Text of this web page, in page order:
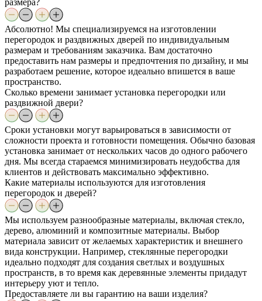
размера?
Абсолютно! Мы специализируемся на изготовлении
перегородок и раздвижных дверей по индивидуальным
размерам и требованиям заказчика. Вам достаточно
предоставить нам размеры и предпочтения по дизайну, и мы
разработаем решение, которое идеально впишется в ваше
пространство.
Сколько времени занимает установка перегородки или
раздвижной двери?
Сроки установки могут варьироваться в зависимости от
сложности проекта и готовности помещения. Обычно базовая
установка занимает от нескольких часов до одного рабочего
дня. Мы всегда стараемся минимизировать неудобства для
клиентов и действовать максимально эффективно.
Какие материалы используются для изготовления
перегородок и дверей?
Мы используем разнообразные материалы, включая стекло,
дерево, алюминий и композитные материалы. Выбор
материала зависит от желаемых характеристик и внешнего
вида конструкции. Например, стеклянные перегородки
идеально подходят для создания светлых и воздушных
пространств, в то время как деревянные элементы придадут
интерьеру уют и тепло.
Предоставляете ли вы гарантию на ваши изделия?